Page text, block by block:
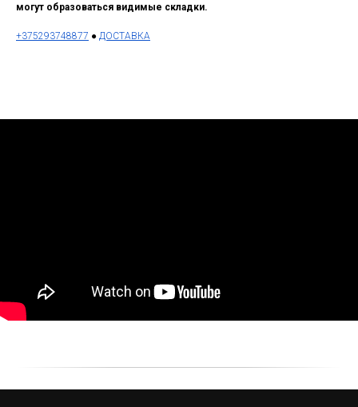
могут образоваться видимые складки.
+375293748877 ● ДОСТАВКА